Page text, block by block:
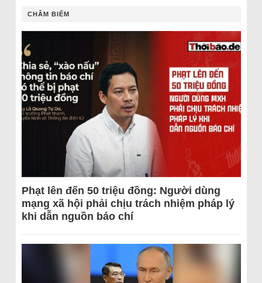
CHÂM BIẾM
Phạt lên đến 50 triệu đồng: Người dùng
mạng xã hội phải chịu trách nhiệm pháp lý
khi dẫn nguồn báo chí